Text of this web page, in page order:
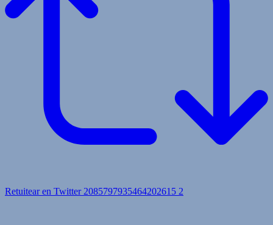
Retuitear en Twitter 2085797935464202615 2